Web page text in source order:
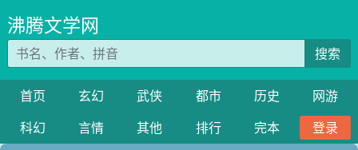
沸腾文学网
搜索
首页 玄幻 武侠 都市 历史
网游
科幻
言情 其他 排行 完本 登录